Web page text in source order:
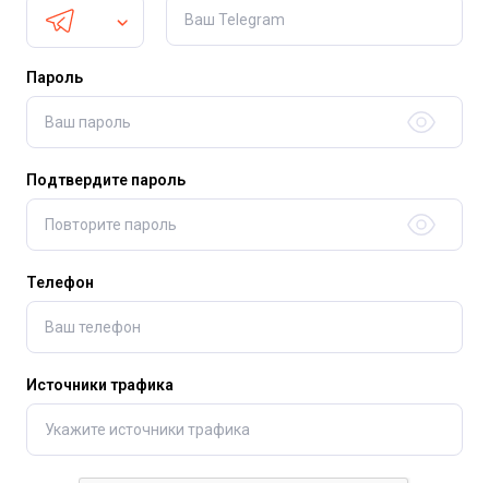
Пароль
Подтвердите пароль
Телефон
Источники трафика